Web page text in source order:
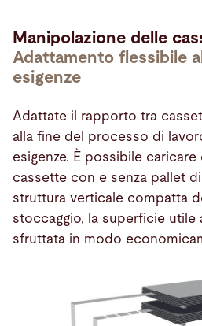
Manipolazione delle
Adattamento flessibile
esigenze
Adattate il rapporto tra
alla fine del processo di
esigenze. È possibile caricare
cassette con e senza pallet
struttura verticale compatta
stoccaggio, la superficie utile
sfruttata in modo